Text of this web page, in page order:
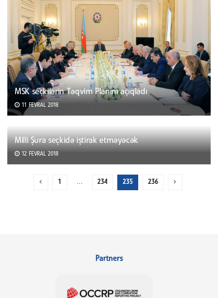
MSK seçkilərin Təqvim Planını açıqladı
11 FEVRAL 2018
Milli Şura seçkidə iştirak etməyəcək
12 FEVRAL 2018
… 234 235 236
Partners